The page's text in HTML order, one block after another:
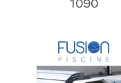
1090